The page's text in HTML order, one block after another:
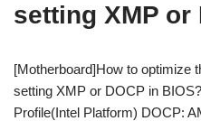
setting XMP or
[Motherboard]How to optimize
setting XMP or DOCP in
Profile(Intel Platform) DOCP: